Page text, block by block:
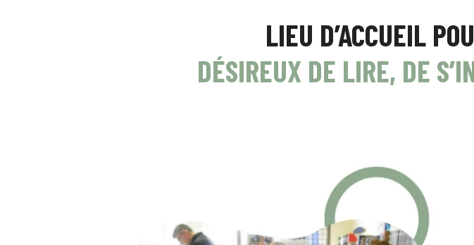
LIEU D’ACCUEIL
DÉSIREUX DE LIRE, DE